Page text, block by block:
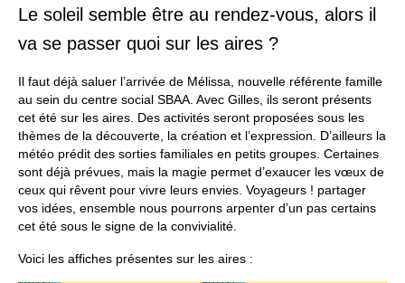
Scolarisation
LE SOUTIEN SCOLAIRE
Le CNED
L’UPS
Actualités
Jeunesse
Espace Numérique
Le soleil semble être au rendez-vous, alors il
va se passer quoi sur les aires ?
Il faut déjà saluer l’arrivée de Mélissa, nouvelle référente famille
au sein du centre social SBAA. Avec Gilles, ils seront présents
cet été sur les aires. Des activités seront proposées sous les
thèmes de la découverte, la création et l’expression. D’ailleurs la
météo prédit des sorties familiales en petits groupes. Certaines
sont déjà prévues, mais la magie permet d’exaucer les vœux de
ceux qui rêvent pour vivre leurs envies. Voyageurs ! partager
vos idées, ensemble nous pourrons arpenter d’un pas certains
cet été sous le signe de la convivialité.
Voici les affiches présentes sur les aires :